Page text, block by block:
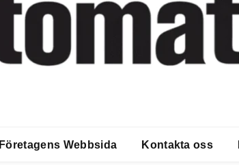
Företagens Webbsida Kontakta oss